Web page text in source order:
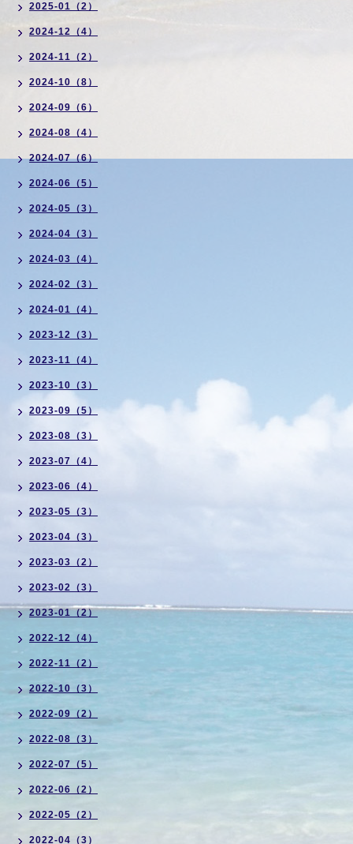
2025-01（2）
2024-12（4）
2024-11（2）
2024-10（8）
2024-09（6）
2024-08（4）
2024-07（6）
2024-06（5）
2024-05（3）
2024-04（3）
2024-03（4）
2024-02（3）
2024-01（4）
2023-12（3）
2023-11（4）
2023-10（3）
2023-09（5）
2023-08（3）
2023-07（4）
2023-06（4）
2023-05（3）
2023-04（3）
2023-03（2）
2023-02（3）
2023-01（2）
2022-12（4）
2022-11（2）
2022-10（3）
2022-09（2）
2022-08（3）
2022-07（5）
2022-06（2）
2022-05（2）
2022-04（3）